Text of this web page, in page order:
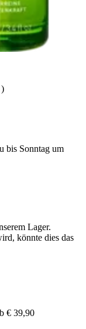
)
bis Sonntag um
Lager.
könnte dies das
€ 39,90